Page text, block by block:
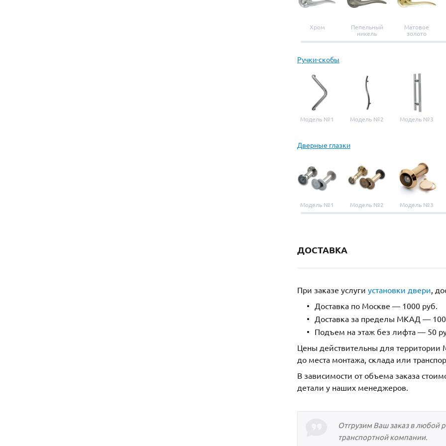
Хром
Пепельный
никель
Матовое
золото
Ручки-скобы
Модель №1 Модель №2 Модель №3
Дверные глазки
Модель №1 Модель №2 Модель №3
ДОСТАВКА
При заказе услуги установки двери,
Доставка по Москве — 1000 руб.
Доставка за пределы МКАД —
Подъем на этаж без лифта — 50
Цены действительны для территории
до места монтажа, склада или
В зависимости от объема заказа
детали у наших менеджеров.
Отгрузим Ваш заказ в любой
транспортной компании.